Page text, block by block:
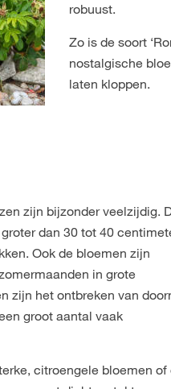
robuust.
Zo is de soort
nostalgische
laten kloppen.
zijn bijzonder veelzijdig.
dan 30 tot 40
Ook de bloemen zijn
in grote
zijn het ontbreken van
groot aantal vaak
citroengele bloemen of